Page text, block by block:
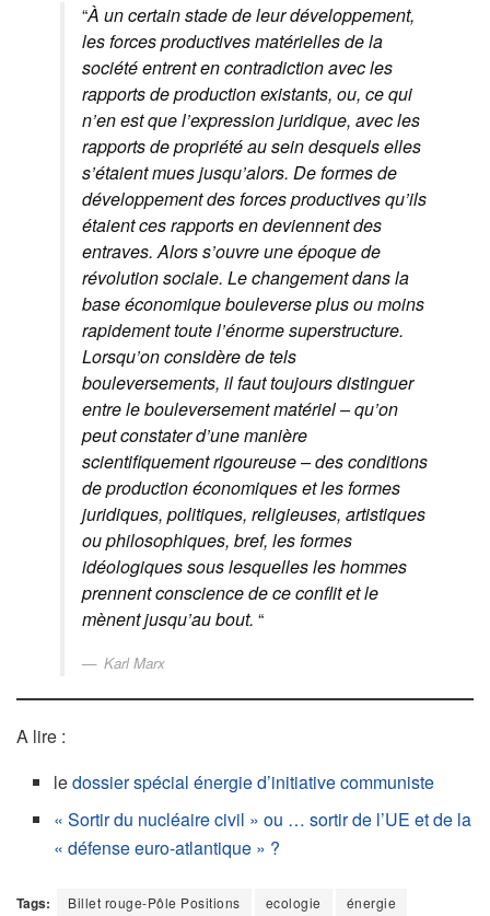
“À un certain stade de leur développement,
les forces productives matérielles de la
société entrent en contradiction avec les
rapports de production existants, ou, ce qui
n’en est que l’expression juridique, avec les
rapports de propriété au sein desquels elles
s’étaient mues jusqu’alors. De formes de
développement des forces productives qu’ils
étaient ces rapports en deviennent des
entraves. Alors s’ouvre une époque de
révolution sociale. Le changement dans la
base économique bouleverse plus ou moins
rapidement toute l’énorme superstructure.
Lorsqu’on considère de tels
bouleversements, il faut toujours distinguer
entre le bouleversement matériel – qu’on
peut constater d’une manière
scientifiquement rigoureuse – des conditions
de production économiques et les formes
juridiques, politiques, religieuses, artistiques
ou philosophiques, bref, les formes
idéologiques sous lesquelles les hommes
prennent conscience de ce conflit et le
mènent jusqu’au bout. “
Karl Marx
A lire :
ledossier spécial énergie d’initiative communiste
« Sortir du nucléaire civil » ou … sortir de l’UE et de la
« défense euro-atlantique » ?
Tags: Billet rouge-Pôle Positions ecologie
énergie